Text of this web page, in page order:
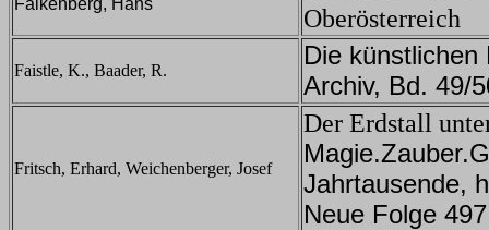
Falkenberg, Hans
Oberösterreich
Faistle, K., Baader, R.
Die
Archiv, Bd. 49/
Fritsch, Erhard, Weichenberger, Josef
Der Erdstall
Jahrtausende,
Neue Folge